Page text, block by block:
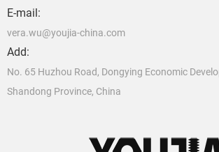
E-mail:
vera.wu@youjia-china.com
Add:
No. 65 Huzhou Road, Dongying Economic
Shandong Province, China